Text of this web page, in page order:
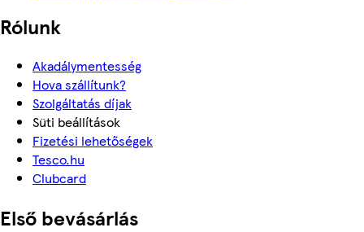
Rólunk
Akadálymentesség
Hova szállítunk?
Szolgáltatás díjak
Süti beállítások
Fizetési lehetőségek
Tesco.hu
Clubcard
Első bevásárlás